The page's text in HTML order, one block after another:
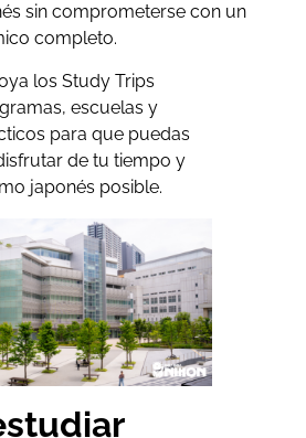
sin comprometerse con un
completo.
los Study Trips
escuelas y
para que puedas
de tu tiempo y
japonés posible.